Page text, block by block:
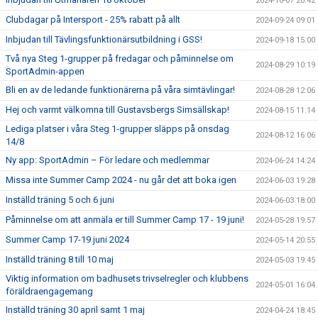
Clubdagar på Intersport - 25% rabatt på allt 2024-09-24 09:01
Inbjudan till Tävlingsfunktionärsutbildning i GSS! 2024-09-18 15:00
Två nya Steg 1-grupper på fredagar och påminnelse om
SportAdmin-appen
2024-08-29 10:19
Bli en av de ledande funktionärerna på våra simtävlingar! 2024-08-28 12:06
Hej och varmt välkomna till Gustavsbergs Simsällskap! 2024-08-15 11:14
Lediga platser i våra Steg 1-grupper släpps på onsdag
14/8
2024-08-12 16:06
Ny app: SportAdmin – För ledare och medlemmar 2024-06-24 14:24
Missa inte Summer Camp 2024 - nu går det att boka igen 2024-06-03 19:28
Inställd träning 5 och 6 juni 2024-06-03 18:00
Påminnelse om att anmäla er till Summer Camp 17 - 19 juni! 2024-05-28 19:57
Summer Camp 17-19 juni 2024 2024-05-14 20:55
Inställd träning 8 till 10 maj 2024-05-03 19:45
Viktig information om badhusets trivselregler och klubbens
föräldraengagemang
2024-05-01 16:04
Inställd träning 30 april samt 1 maj 2024-04-24 18:45